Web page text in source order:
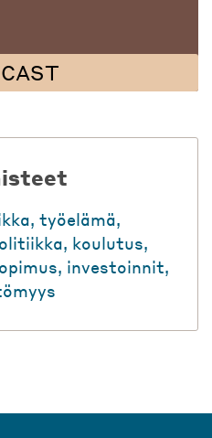
, työelämä,
, koulutus,
, investoinnit,